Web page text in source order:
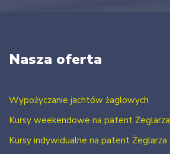
Nasza oferta
Wypożyczanie jachtów żaglowych
Kursy weekendowe na patent Żeglarza
Kursy indywidualne na patent Żeglarza